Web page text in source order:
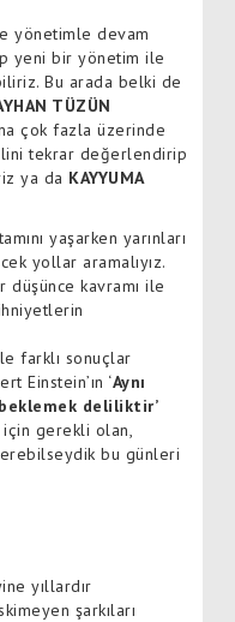
yönetimle devam
yeni bir yönetim ile
Bu arada belki de
TÜZÜN
çok fazla üzerinde
tekrar değerlendirip
ya da KAYYUMA
yaşarken yarınları
yollar aramalıyız.
düşünce kavramı ile
farklı sonuçlar
Einstein’ın ‘Aynı
deliliktir’
gerekli olan,
bu günleri
yıllardır
şarkıları